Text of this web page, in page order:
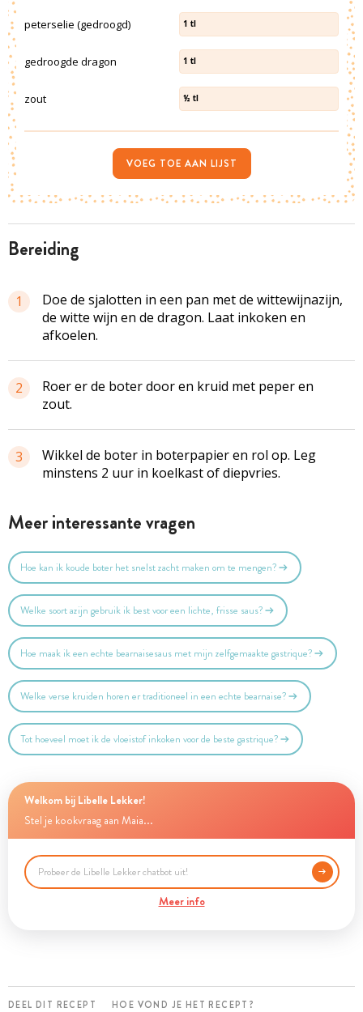
bereiding
1
Doe de sjalotten in een pan met de wittewijnazijn,
de witte wijn en de dragon. Laat inkoken en
afkoelen.
2
Roer er de boter door en kruid met peper en
zout.
3
Wikkel de boter in boterpapier en rol op. Leg
minstens 2 uur in koelkast of diepvries.
Meer interessante vragen
Hoe kan ik koude boter het snelst zacht maken om te mengen?
Welke soort azijn gebruik ik best voor een lichte, frisse saus?
Hoe maak ik een echte bearnaisesaus met mijn zelfgemaakte gastrique?
Welke verse kruiden horen er traditioneel in een echte bearnaise?
Tot hoeveel moet ik de vloeistof inkoken voor de beste gastrique?
Welkom bij Libelle Lekker!
Stel je kookvraag aan Maia...
Meer info
DEEL DIT RECEPT HOE VOND JE HET RECEPT?
peterselie (gedroogd) 1 tl
gedroogde dragon 1 tl
zout ½ tl
VOEG TOE AAN LIJST